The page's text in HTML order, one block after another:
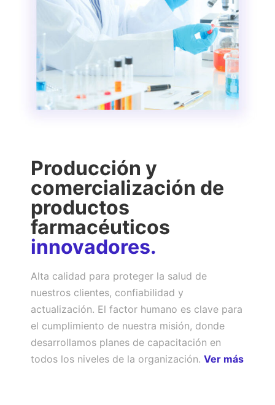
Producción y
comercialización de
productos
farmacéuticos
innovadores.
Alta calidad para proteger la salud de
nuestros clientes, confiabilidad y
actualización. El factor humano es clave para
el cumplimiento de nuestra misión, donde
desarrollamos planes de capacitación en
todos los niveles de la organización. Ver más